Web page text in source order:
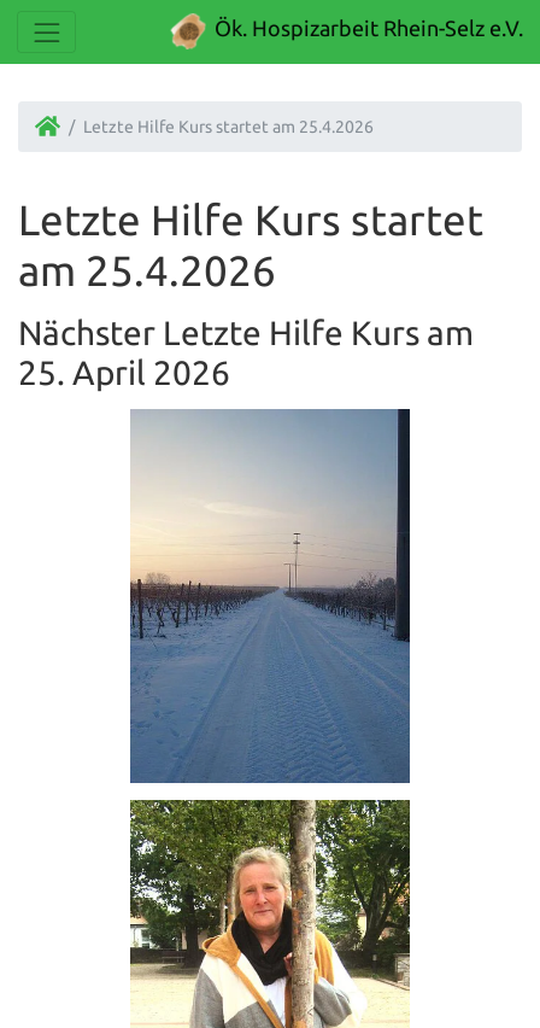
Ök. Hospizarbeit Rhein-Selz e.V.
Letzte Hilfe Kurs startet am 25.4.2026
Letzte Hilfe Kurs startet
am 25.4.2026
Nächster Letzte Hilfe Kurs am
25. April 2026